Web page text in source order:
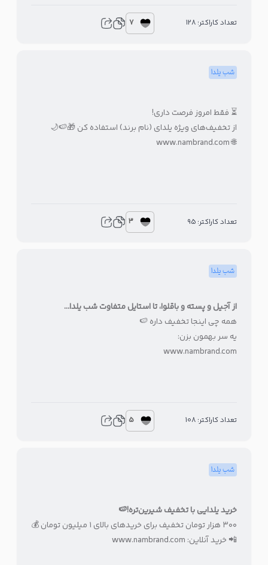
تعداد کاراکتر: 128 7
شب یلدا
⏳ فقط امروز فرصت داری!
از تخفیف‌های ویژه یلدای (نام برند) استفاده کن 🎁🍉🌙
🌐 www.nambrand.com
تعداد کاراکتر: 95 3
شب یلدا
از آجیل و پسته و باقلوا، تا استایل متفاوت شب یلدا…
همه چی اینجا تخفیف داره 🍉
یه سر بهمون بزن:
www.nambrand.com
تعداد کاراکتر: 108 5
شب یلدا
خرید یلدایی با تخفیف شیرین‌تره!🍉
۳۰۰ هزار تومان تخفیف برای خریدهای بالای ۱ میلیون تومان 💰
📲 خرید آنلاین: www.nambrand.com